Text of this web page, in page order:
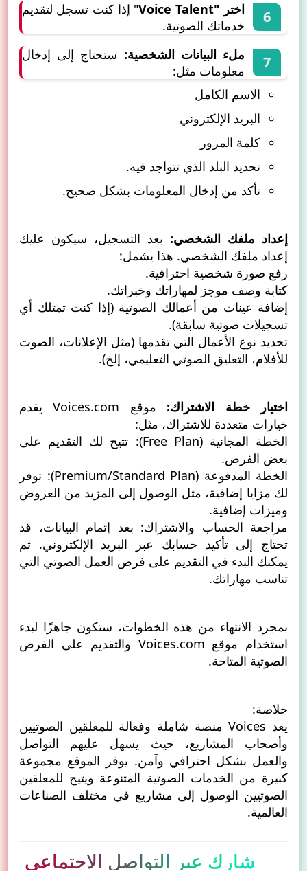
اختر "Voice Talent
" إذا كنت تسجل لتقديم
خدماتك الصوتية.
ملء البيانات الشخصية: ستحتاج إلى إدخال
معلومات مثل:
الاسم الكامل
البريد الإلكتروني
كلمة المرور
تحديد البلد الذي تتواجد فيه.
تأكد من إدخال المعلومات بشكل صحيح.
إعداد ملفك الشخصي: بعد التسجيل، سيكون عليك
إعداد ملفك الشخصي. هذا يشمل:
رفع صورة شخصية احترافية.
كتابة وصف موجز لمهاراتك وخبراتك.
إضافة عينات من أعمالك الصوتية (إذا كنت تمتلك أي
تسجيلات صوتية سابقة).
تحديد نوع الأعمال التي تقدمها (مثل الإعلانات، الصوت
للأفلام، التعليق الصوتي التعليمي، إلخ).
اختيار خطة الاشتراك:
موقع Voices.com يقدم
خيارات متعددة للاشتراك، مثل:
الخطة المجانية (Free Plan): تتيح لك التقديم على
بعض الفرص.
الخطة المدفوعة (Premium/Standard Plan): توفر
لك مزايا إضافية، مثل الوصول إلى المزيد من العروض
وميزات إضافية.
مراجعة الحساب والاشتراك: بعد إتمام البيانات، قد
تحتاج إلى تأكيد حسابك عبر البريد الإلكتروني. ثم
يمكنك البدء في التقديم على فرص العمل الصوتي التي
تناسب مهاراتك.
بمجرد الانتهاء من هذه الخطوات، ستكون جاهزًا لبدء
استخدام موقع Voices.com والتقديم على الفرص
الصوتية المتاحة.
خلاصة:
يعد Voices منصة شاملة وفعالة للمعلقين الصوتيين
وأصحاب المشاريع، حيث يسهل عليهم التواصل
والعمل بشكل احترافي وآمن. يوفر الموقع مجموعة
كبيرة من الخدمات الصوتية المتنوعة ويتيح للمعلقين
الصوتيين الوصول إلى مشاريع في مختلف الصناعات
العالمية.
شارك عبر التواصل الاجتماعي